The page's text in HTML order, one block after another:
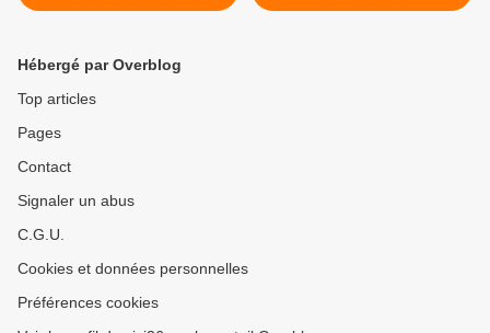
Hébergé par Overblog
Top articles
Pages
Contact
Signaler un abus
C.G.U.
Cookies et données personnelles
Préférences cookies